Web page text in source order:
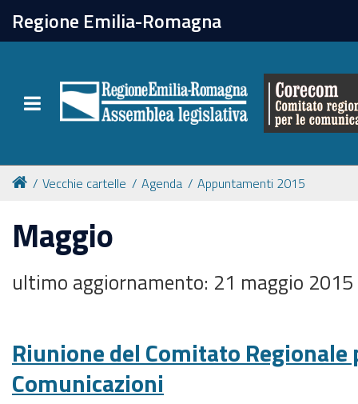
Regione Emilia-Romagna
Toggle navigation
chiudi
Le attività
Vecchie cartelle Agenda Appuntamenti 2015
Maggio
ultimo aggiornamento: 21 maggio 2015
Riunione del Comitato Regionale
Comunicazioni